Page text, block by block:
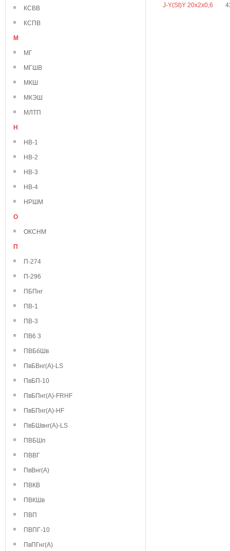
КСВВ
КСПВ
М
МГ
МГШВ
МКШ
МКЭШ
МЛТП
Н
НВ-1
НВ-2
НВ-3
НВ-4
НРШМ
О
ОКСНМ
П
П-274
П-296
ПБПнг
ПВ-1
ПВ-3
ПВ6 3
ПВБбШв
ПвБВнг(А)-LS
ПвБП-10
ПвБПнг(А)-FRHF
ПвБПнг(А)-HF
ПвБШвнг(А)-LS
ПВБШп
ПВВГ
ПвВнг(А)
ПВКВ
ПВКШв
ПВП
ПВПГ-10
ПвПГнг(А)
J-Y(St)Y 20х2х0,6